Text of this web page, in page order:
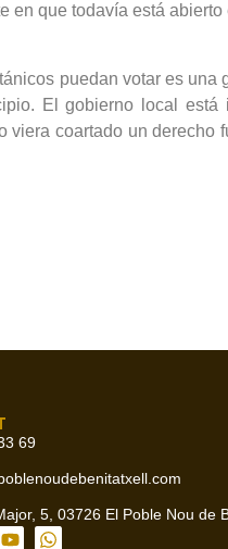
en que todavía está abierto
puedan votar es una
El gobierno local está
coartado un derecho
69
5, 03726 El Poble Nou de